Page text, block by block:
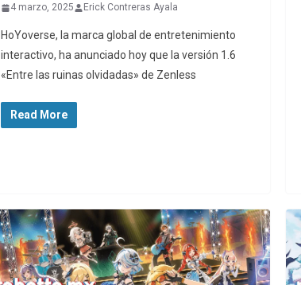
4 marzo, 2025 Erick Contreras Ayala
HoYoverse, la marca global de entretenimiento
interactivo, ha anunciado hoy que la versión 1.6
«Entre las ruinas olvidadas» de Zenless
Read More